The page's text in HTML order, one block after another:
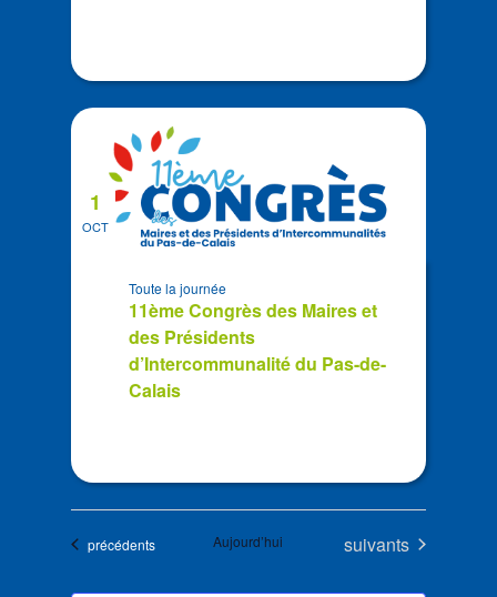
OCT
1
11ème Congrès des Maires et
des Présidents
d’Intercommunalité du Pas-de-
Calais
Toute la journée
Évènements
précédents Aujourd’hui Évènements
suivants